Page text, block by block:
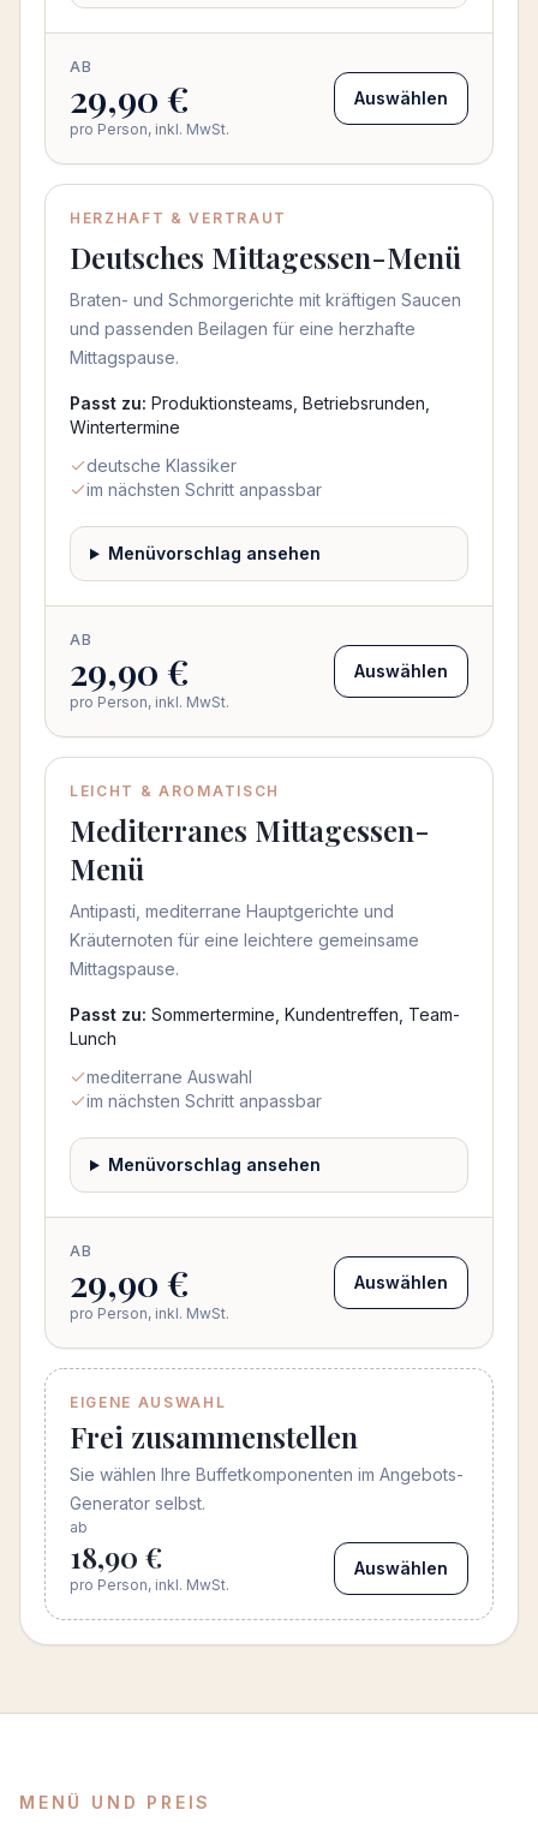
AB
29,90 €
pro Person, inkl. MwSt.
Auswählen
HERZHAFT & VERTRAUT
Deutsches Mittagessen-Menü
Braten- und Schmorgerichte mit kräftigen Saucen
und passenden Beilagen für eine herzhafte
Mittagspause.
Passt zu: Produktionsteams, Betriebsrunden,
Wintertermine
deutsche Klassiker
im nächsten Schritt anpassbar
Menüvorschlag ansehen
AB
29,90 €
pro Person, inkl. MwSt.
Auswählen
LEICHT & AROMATISCH
Mediterranes Mittagessen-
Menü
Antipasti, mediterrane Hauptgerichte und
Kräuternoten für eine leichtere gemeinsame
Mittagspause.
Passt zu: Sommertermine, Kundentreffen, Team-
Lunch
mediterrane Auswahl
im nächsten Schritt anpassbar
Menüvorschlag ansehen
AB
29,90 €
pro Person, inkl. MwSt.
Auswählen
EIGENE AUSWAHL
Frei zusammenstellen
Sie wählen Ihre Buffetkomponenten im Angebots-
Generator selbst.
ab
18,90 €
pro Person, inkl. MwSt.
Auswählen
MENÜ UND PREIS